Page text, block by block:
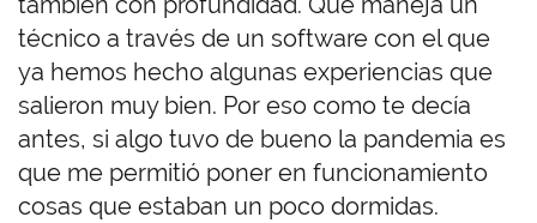
técnico a través de un software con el que
ya hemos hecho algunas experiencias que
salieron muy bien. Por eso como te decía
antes, si algo tuvo de bueno la pandemia es
que me permitió poner en funcionamiento
cosas que estaban un poco dormidas.